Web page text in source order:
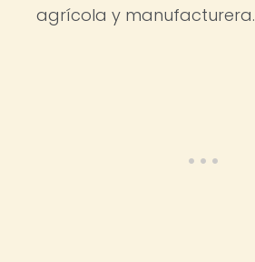
agrícola y manufacturera.